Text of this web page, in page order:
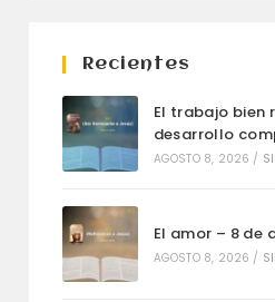
Recientes
El trabajo bien
desarrollo
AGOSTO 8, 2026 /
El amor – 8 de
AGOSTO 8, 2026 /